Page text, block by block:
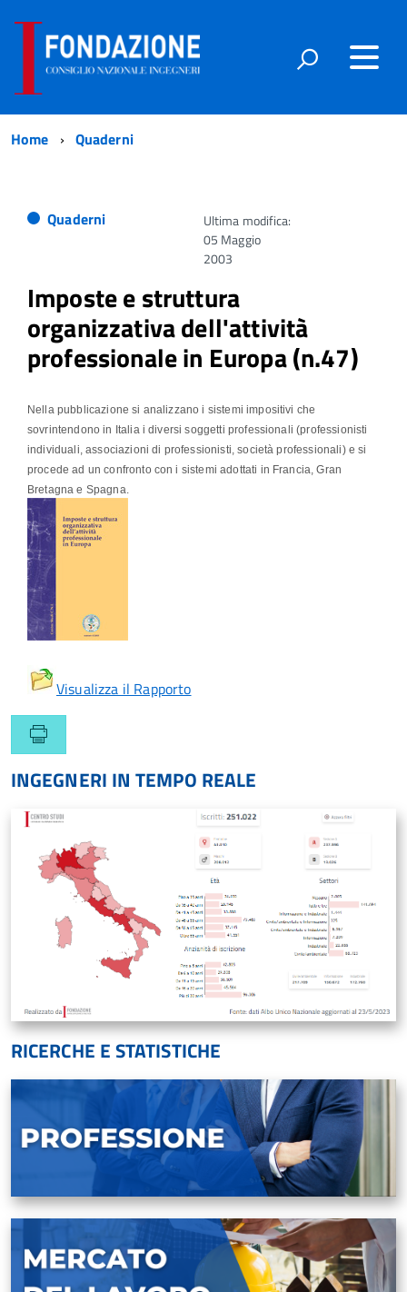
Home Quaderni
Quaderni
Ultima modifica:
05 Maggio
2003
Imposte e struttura
organizzativa dell'attività
professionale in Europa (n.47)
Nella pubblicazione si analizzano i sistemi impositivi che
sovrintendono in Italia i diversi soggetti professionali (professionisti
individuali, associazioni di professionisti, società professionali) e si
procede ad un confronto con i sistemi adottati in Francia, Gran
Bretagna e Spagna.
Visualizza il Rapporto
INGEGNERI IN TEMPO REALE
RICERCHE E STATISTICHE